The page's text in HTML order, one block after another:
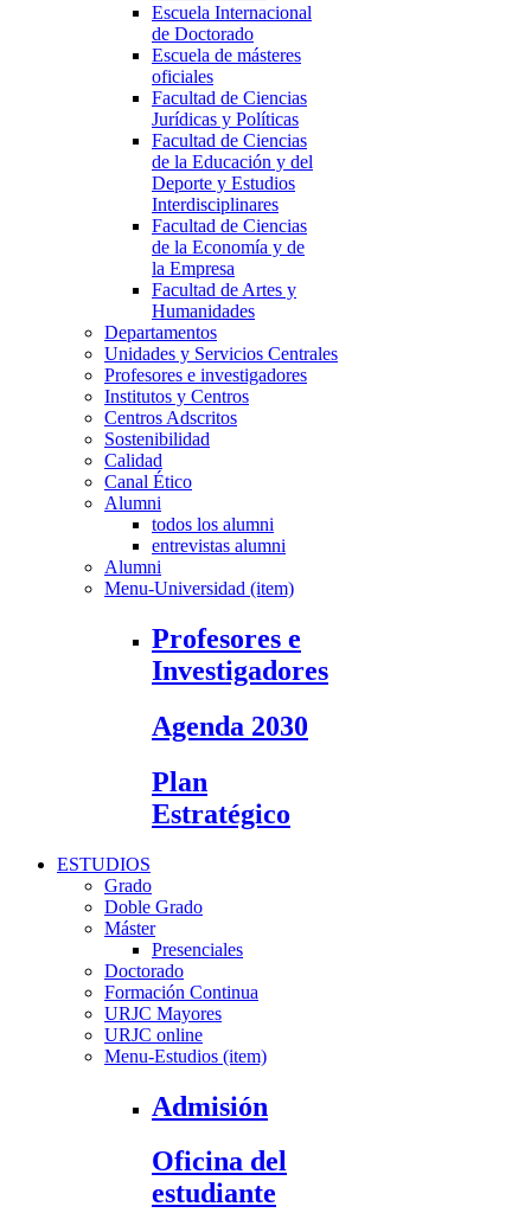
Escuela Internacional
de Doctorado
Escuela de másteres
oficiales
Facultad de Ciencias
Jurídicas y Políticas
Facultad de Ciencias
de la Educación y del
Deporte y Estudios
Interdisciplinares
Facultad de Ciencias
de la Economía y de
la Empresa
Facultad de Artes y
Humanidades
Departamentos
Unidades y Servicios Centrales
Profesores e investigadores
Institutos y Centros
Centros Adscritos
Sostenibilidad
Calidad
Canal Ético
Alumni
todos los alumni
entrevistas alumni
Alumni
Menu-Universidad (item)
Profesores e
Investigadores
Agenda 2030
Plan
Estratégico
ESTUDIOS
Grado
Doble Grado
Máster
Presenciales
Doctorado
Formación Continua
URJC Mayores
URJC online
Menu-Estudios (item)
Admisión
Oficina del
estudiante